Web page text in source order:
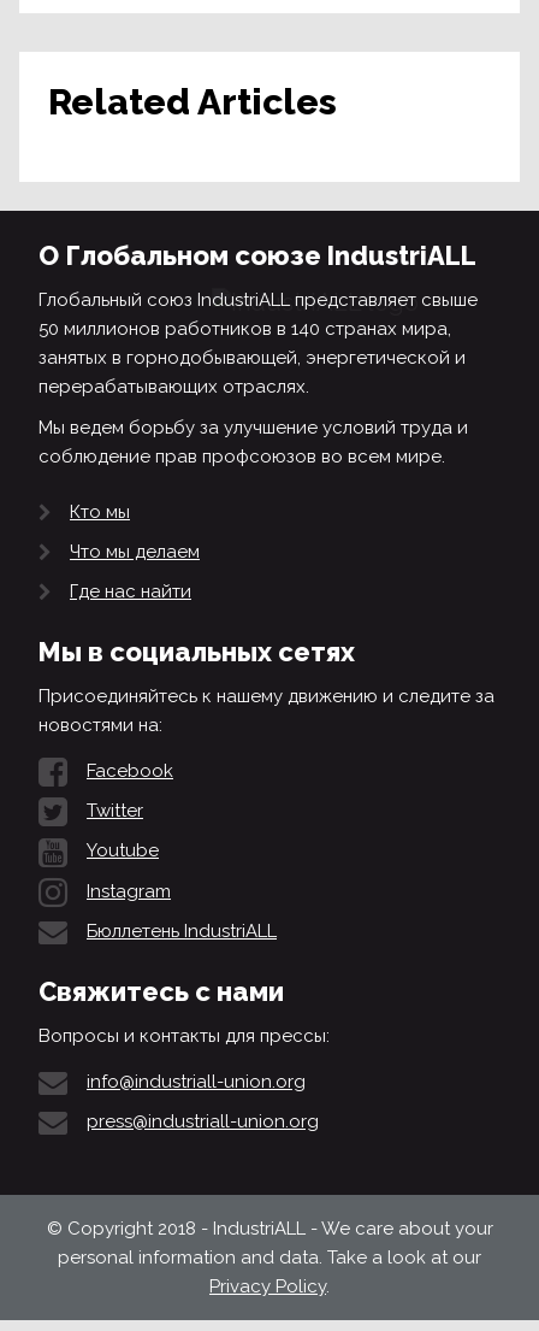
Related Articles
О Глобальном союзе IndustriALL
Глобальный союз IndustriALL представляет свыше
50 миллионов работников в 140 странах мира,
занятых в горнодобывающей, энергетической и
перерабатывающих отраслях.
Мы ведем борьбу за улучшение условий труда и
соблюдение прав профсоюзов во всем мире.
Кто мы
Что мы делаем
Где нас найти
Мы в социальных сетях
Присоединяйтесь к нашему движению и следите за
новостями на:
Facebook
Twitter
Youtube
Instagram
Бюллетень IndustriALL
Свяжитесь с нами
Вопросы и контакты для прессы:
info@industriall-union.org
press@industriall-union.org
© Copyright 2018 - IndustriALL - We care about your
personal information and data. Take a look at our
Privacy Policy.